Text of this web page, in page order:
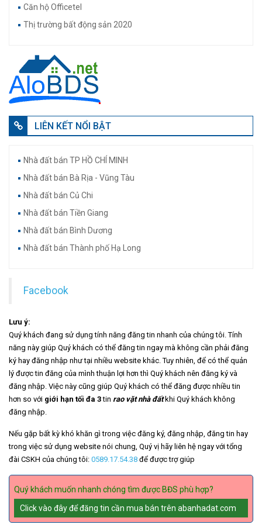
Căn hộ Officetel
Thị trường bất động sản 2020
LIÊN KẾT NỔI BẬT
Nhà đất bán TP HỒ CHÍ MINH
Nhà đất bán Bà Rịa - Vũng Tàu
Nhà đất bán Củ Chi
Nhà đất bán Tiền Giang
Nhà đất bán Bình Dương
Nhà đất bán Thành phố Hạ Long
Facebook
Lưu ý:
Quý khách đang sử dụng tính năng đăng tin nhanh của chúng tôi. Tính
năng này giúp Quý khách có thể đăng tin ngay mà không cần phải đăng
ký hay đăng nhập như tại nhiều website khác. Tuy nhiên, để có thể quản
lý được tin đăng của mình thuận lợi hơn thì Quý khách nên đăng ký và
đăng nhập. Việc này cũng giúp Quý khách có thể đăng được nhiều tin
hơn so với giới hạn tối đa 3tin rao vặt nhà đất khi Quý khách không
đăng nhập.
Nếu gặp bất kỳ khó khăn gì trong việc đăng ký, đăng nhập, đăng tin hay
trong việc sử dụng website nói chung, Quý vị hãy liên hệ ngay với tổng
đài CSKH của chúng tôi: 0589.17.54.38 để được trợ giúp
Quý khách muốn nhanh chóng tìm được BĐS phù hợp?
Click vào đây để đăng tin cần mua bán trên abanhadat.com